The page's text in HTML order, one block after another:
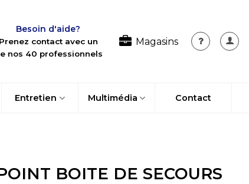
Besoin d'aide?
Prenez contact avec un
nos 40 professionnels
Magasins
Entretien Multimédia Contact
BOITE DE SECOURS